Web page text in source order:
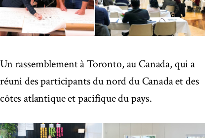
Un rassemblement à Toronto, au Canada, qui a
réuni des participants du nord du Canada et des
côtes atlantique et pacifique du pays.